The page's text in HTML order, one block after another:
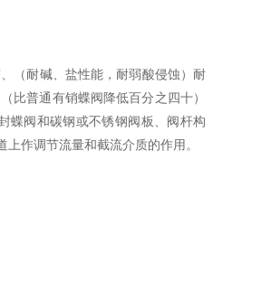
（耐碱、盐性能，耐弱酸侵蚀）耐
比普通有销蝶阀降低百分之四十）
蝶阀和碳钢或不锈钢阀板、阀杆构
作调节流量和截流介质的作用。